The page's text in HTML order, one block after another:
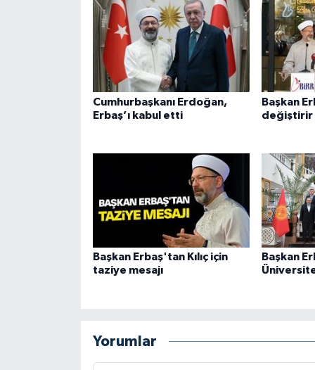
Cumhurbaşkanı Erdoğan,
Erbaş’ı kabul etti
Başkan
değiştirir
Başkan Erbaş'tan Kılıç için
taziye mesajı
Başkan
Yorumlar
Gümüşhane Müftülüğü
Hakkari Müftülüğü
Hatay Müftülüğü
Iğdır Müftülüğü
Isparta Müftülüğü
Kahramanmaraş Müftülüğü
Karaman Müftülüğü